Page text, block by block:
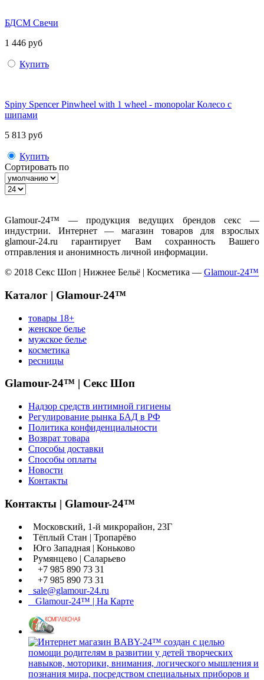
БДСМ Свечи
1 446 руб
Купить
Spiny Spencer Pinwheel with 1 wheel - monopolar Колесо с
шипами
5 813 руб
Купить
Сортировать по
Glamour-24™ — продукция ведущих брендов секс —
индустрии. Интернет — магазин товаров для взрослых
glamour-24.ru гарантирует Вам сохранность Вашего
отправления и анонимность личной информации.
© 2018 Секс Шоп | Нижнее Бельё | Косметика — Glamour-24™
Каталог | Glamour-24™
товары 18+
женское белье
мужское белье
косметика
ресницы
Glamour-24™ | Секс Шоп
Надзор средств интимной гигиены
Регулирование рынка БАД в РФ
Политика конфиденциальности
Возврат товара
Способы доставки
Способы оплаты
Новости
Контакты
Контакты | Glamour-24™
Московский, 1-й микрорайон, 23Г
Тёплый Стан | Тропарёво
Юго Западная | Коньково
Румянцево | Саларьево
+7 985 890 73 31
+7 985 890 73 31
sale@glamour-24.ru
Glamour-24™ | На Карте